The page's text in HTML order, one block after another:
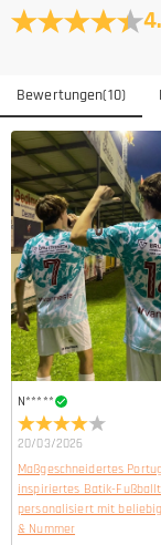
Bewertungen(10)
N*****
20/03/2026
Maßgeschneidertes
inspiriertes Batik-
personalisiert mit
& Nummer